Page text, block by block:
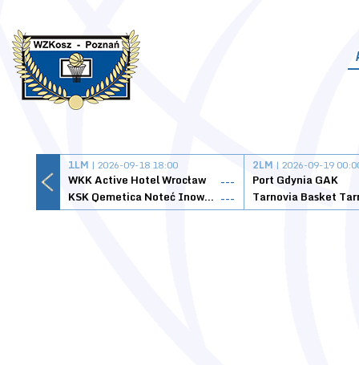
1LM | 2026-09-18 18:00
WKK Active Hotel Wrocław
---
KSK Qemetica Noteć Inowrocław ---
2LM | 2026-09-19
Port Gdynia GAK